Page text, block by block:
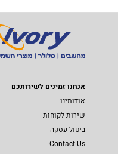
אנחנו זמינים לשירותכם
אודותינו
שירות לקוחות
ביטול עסקה
Contact Us